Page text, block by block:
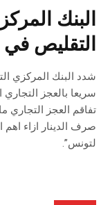
البنك
التقليص في
شدد البنك المركزي
سريعا بالعجز
تفاقم العجز
صرف الدينار ازاء
لتونس”.